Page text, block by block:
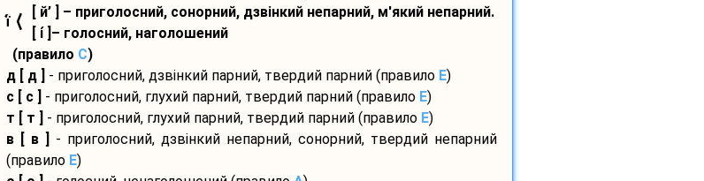
ї ⟨
[ й’ ] – приголосний, сонорний, дзвінкий непарний, м'який непарний.
[ і́ ]– голосний, наголошений
(правило С)
д [ д ]
- приголосний, дзвінкий парний, твердий парний (правило E)
с [ с ]
- приголосний, глухий парний, твердий парний (правило E)
т [ т ]
- приголосний, глухий парний, твердий парний (правило E)
в [ в ]
- приголосний, дзвінкий непарний, сонорний, твердий непарний
(правило E)